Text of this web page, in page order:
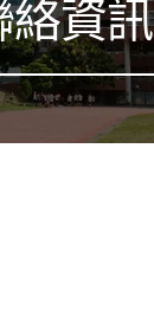
絡資訊